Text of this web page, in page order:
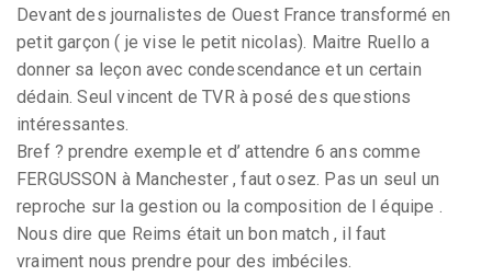
Devant des journalistes de Ouest France transformé en
petit garçon ( je vise le petit nicolas). Maitre Ruello a
donner sa leçon avec condescendance et un certain
dédain. Seul vincent de TVR à posé des questions
intéressantes.
Bref ? prendre exemple et d’ attendre 6 ans comme
FERGUSSON à Manchester , faut osez. Pas un seul un
reproche sur la gestion ou la composition de l équipe .
Nous dire que Reims était un bon match , il faut
vraiment nous prendre pour des imbéciles.